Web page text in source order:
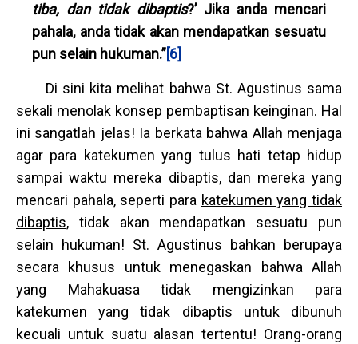
tiba, dan tidak dibaptis?’ Jika anda mencari
pahala, anda tidak akan mendapatkan sesuatu
pun selain hukuman.”[6]
Di sini kita melihat bahwa St. Agustinus sama
sekali menolak konsep pembaptisan keinginan. Hal
ini sangatlah jelas! Ia berkata bahwa Allah menjaga
agar para katekumen yang tulus hati tetap hidup
sampai waktu mereka dibaptis, dan mereka yang
mencari pahala, seperti para katekumen yang tidak
dibaptis, tidak akan mendapatkan sesuatu pun
selain hukuman! St. Agustinus bahkan berupaya
secara khusus untuk menegaskan bahwa Allah
yang Mahakuasa tidak mengizinkan para
katekumen yang tidak dibaptis untuk dibunuh
kecuali untuk suatu alasan tertentu! Orang-orang